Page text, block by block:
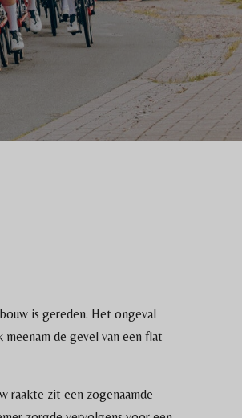
is gereden. Het ongeval
de gevel van een flat
raakte zit een zogenaamde